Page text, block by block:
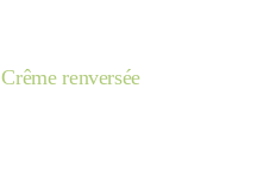
Crême renversée